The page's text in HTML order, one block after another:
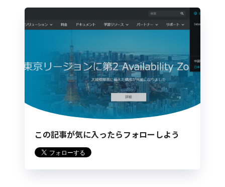
この記事が気に入ったらフォローしよう